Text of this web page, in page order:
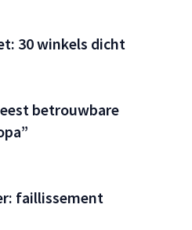
30 winkels dicht
betrouwbare
faillissement